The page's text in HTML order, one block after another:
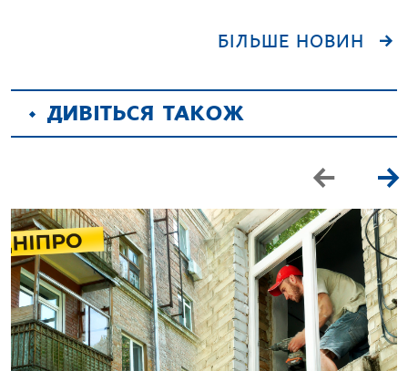
БІЛЬШЕ НОВИН
ДИВІТЬСЯ ТАКОЖ